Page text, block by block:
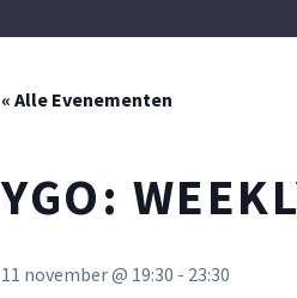
« Alle Evenementen
YGO:
11 november @ 19:30 - 23:30